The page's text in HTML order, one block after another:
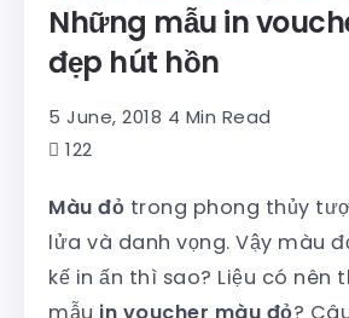
Những mẫu in
đẹp hút hồn
5 June, 2018 4 Min Read
122
Màu đỏ trong phong thủy
lửa và danh vọng. Vậy màu
kế in ấn thì sao? Liệu có nên
mẫu in voucher màu đỏ?